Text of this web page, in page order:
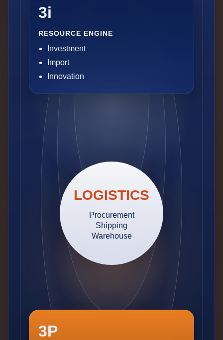
3i
RESOURCE ENGINE
Investment
Import
Innovation
3P
LOGISTICS
Procurement
Shipping
Warehouse